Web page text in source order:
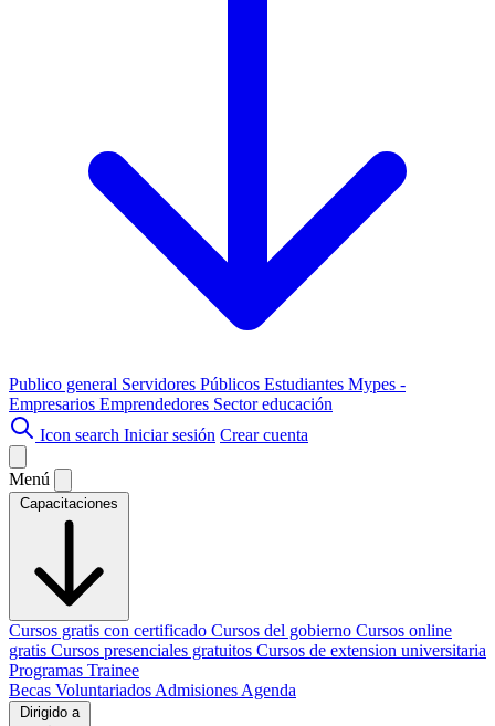
Publico general Servidores Públicos Estudiantes Mypes -
Empresarios Emprendedores Sector educación
Icon search Iniciar sesión Crear cuenta
Menú
Capacitaciones
Cursos gratis con certificado Cursos del gobierno Cursos online
gratis Cursos presenciales gratuitos Cursos de extension universitaria
Programas Trainee
Becas Voluntariados Admisiones Agenda
Dirigido a